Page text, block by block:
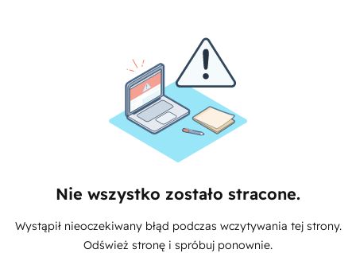
Nie wszystko zostało stracone.
Wystąpił nieoczekiwany błąd podczas wczytywania tej strony.
Odśwież stronę i spróbuj ponownie.